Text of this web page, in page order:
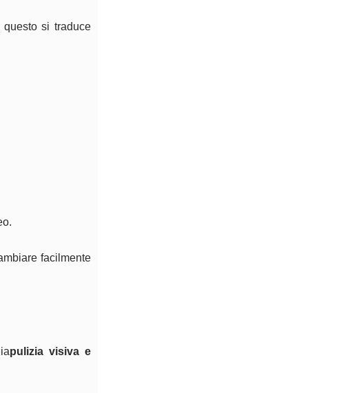
si traduce
facilmente
pulizia visiva e